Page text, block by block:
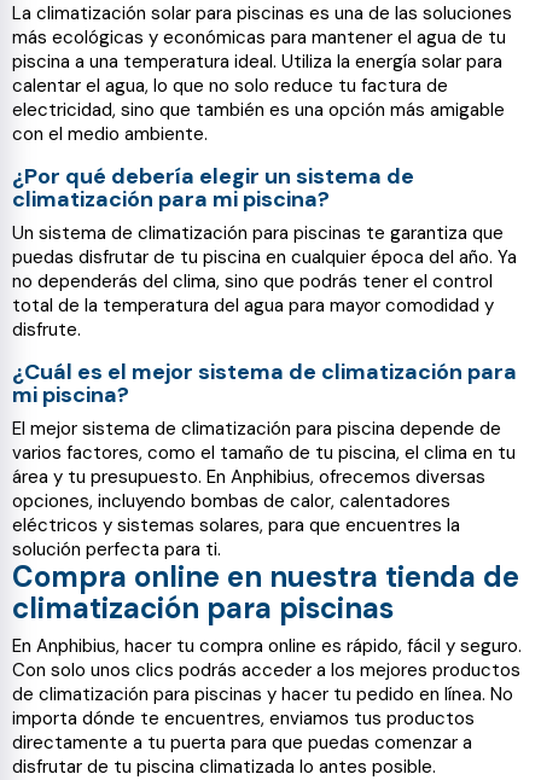
La climatización solar para piscinas es una de las soluciones
más ecológicas y económicas para mantener el agua de tu
piscina a una temperatura ideal. Utiliza la energía solar para
calentar el agua, lo que no solo reduce tu factura de
electricidad, sino que también es una opción más amigable
con el medio ambiente.
¿Por qué debería elegir un sistema de
climatización para mi piscina?
Un sistema de climatización para piscinas te garantiza que
puedas disfrutar de tu piscina en cualquier época del año. Ya
no dependerás del clima, sino que podrás tener el control
total de la temperatura del agua para mayor comodidad y
disfrute.
¿Cuál es el mejor sistema de climatización para
mi piscina?
El mejor sistema de climatización para piscina depende de
varios factores, como el tamaño de tu piscina, el clima en tu
área y tu presupuesto. En Anphibius, ofrecemos diversas
opciones, incluyendo bombas de calor, calentadores
eléctricos y sistemas solares, para que encuentres la
solución perfecta para ti.
Compra online en nuestra tienda de
climatización para piscinas
En Anphibius, hacer tu compra online es rápido, fácil y seguro.
Con solo unos clics podrás acceder a los mejores productos
de climatización para piscinas y hacer tu pedido en línea. No
importa dónde te encuentres, enviamos tus productos
directamente a tu puerta para que puedas comenzar a
disfrutar de tu piscina climatizada lo antes posible.